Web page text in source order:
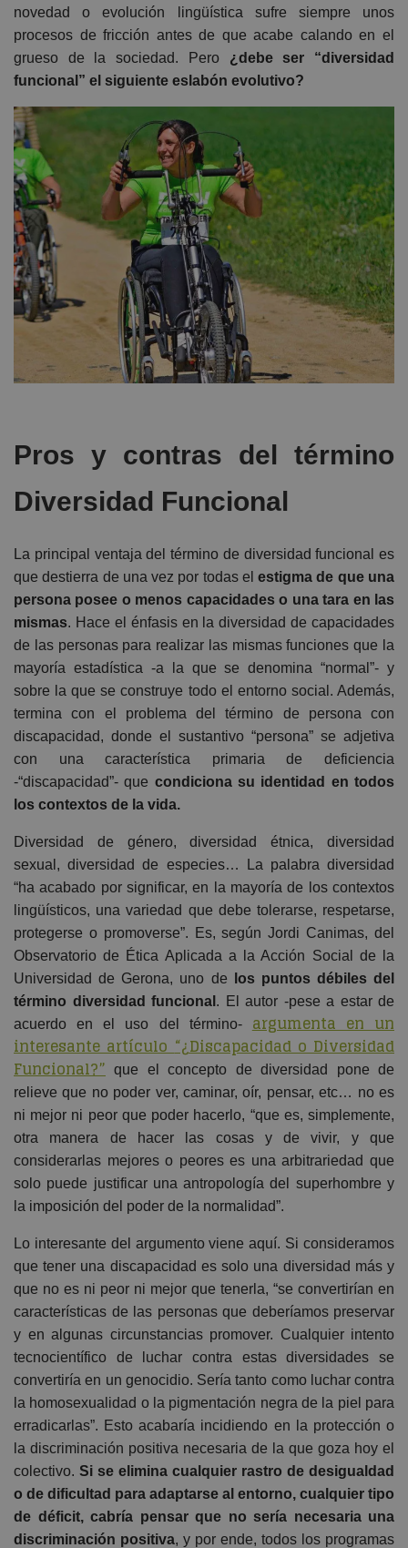
novedad o evolución lingüística sufre siempre unos
procesos de fricción antes de que acabe calando en el
grueso de la sociedad. Pero ¿debe ser “diversidad
funcional” el siguiente eslabón evolutivo?
Pros y contras del término
Diversidad Funcional
La principal ventaja del término de diversidad funcional es
que destierra de una vez por todas elestigma de que una
persona posee o menos capacidades o una tara en las
mismas. Hace el énfasis en la diversidad de capacidades
de las personas para realizar las mismas funciones que la
mayoría estadística -a la que se denomina “normal”- y
sobre la que se construye todo el entorno social. Además,
termina con el problema del término de persona con
discapacidad, donde el sustantivo “persona” se adjetiva
con una característica primaria de deficiencia
-“discapacidad”- que condiciona su identidad en todos
los contextos de la vida.
Diversidad de género, diversidad étnica, diversidad
sexual, diversidad de especies… La palabra diversidad
“ha acabado por significar, en la mayoría de los contextos
lingüísticos, una variedad que debe tolerarse, respetarse,
protegerse o promoverse”. Es, según Jordi Canimas, del
Observatorio de Ética Aplicada a la Acción Social de la
Universidad de Gerona, uno de
los puntos débiles del
término diversidad funcional . El autor -pese a estar de
acuerdo en el uso del término- argumenta en un
interesante artículo “¿Discapacidad o Diversidad
Funcional?” que el concepto de diversidad pone de
relieve que no poder ver, caminar, oír, pensar, etc… no es
ni mejor ni peor que poder hacerlo, “que es, simplemente,
otra manera de hacer las cosas y de vivir, y que
considerarlas mejores o peores es una arbitrariedad que
solo puede justificar una antropología del superhombre y
la imposición del poder de la normalidad”.
Lo interesante del argumento viene aquí. Si consideramos
que tener una discapacidad es solo una diversidad más y
que no es ni peor ni mejor que tenerla, “se convertirían en
características de las personas que deberíamos preservar
y en algunas circunstancias promover. Cualquier intento
tecnocientífico de luchar contra estas diversidades se
convertiría en un genocidio. Sería tanto como luchar contra
la homosexualidad o la pigmentación negra de la piel para
erradicarlas”. Esto acabaría incidiendo en la protección o
la discriminación positiva necesaria de la que goza hoy el
colectivo. Si se elimina cualquier rastro de desigualdad
o de dificultad para adaptarse al entorno, cualquier tipo
de déficit, cabría pensar que no sería necesaria una
discriminación positiva, y por ende, todos los programas